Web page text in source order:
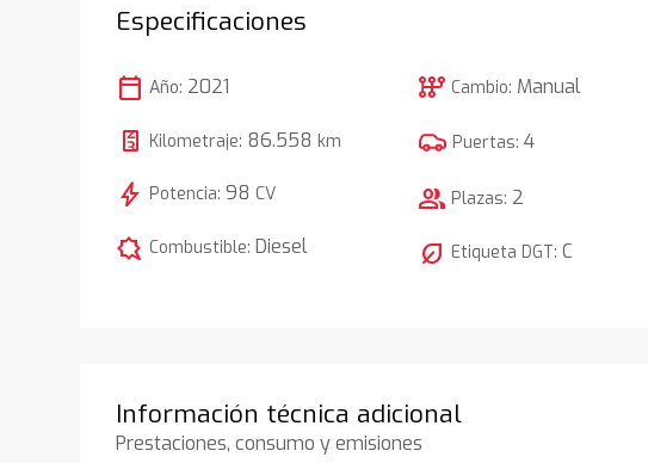
Especificaciones
calendar_today Año: 2021
Kilometraje: 86.558 km
bolt Potencia:98 CV
comic_bubble Combustible:Diesel
auto_transmission Cambio: Manual
Puertas:4
group Plazas: 2
nest_eco_leaf Etiqueta DGT:C
Información técnica adicional
Prestaciones, consumo y emisiones